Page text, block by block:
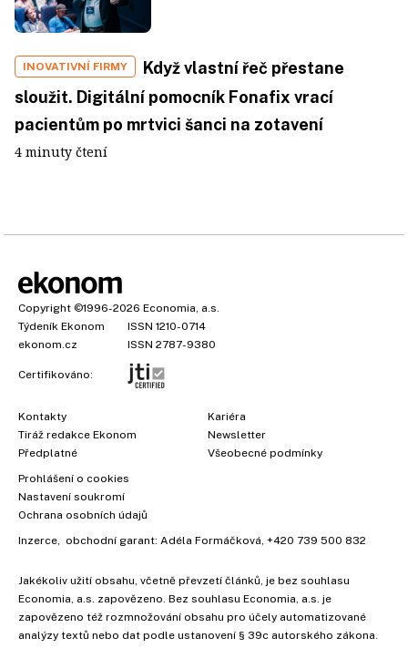
INOVATIVNÍ FIRMY
Když vlastní řeč přestane
sloužit. Digitální pomocník Fonafix vrací
pacientům po mrtvici šanci na zotavení
4 minuty čtení
Copyright ©1996-2026 Economia, a.s.
Týdeník Ekonom
ISSN 1210-0714
ekonom.cz
ISSN 2787-9380
Certifikováno:
Kontakty
Tiráž redakce Ekonom
Předplatné
Kariéra
Newsletter
Všeobecné podmínky
Prohlášení o cookies
Nastavení soukromí
Ochrana osobních údajů
Inzerce , obchodní garant: Adéla Formáčková +420 739 500 832
Jakékoliv užití obsahu, včetně převzetí článků, je bez souhlasu
Economia, a.s. zapovězeno. Bez souhlasu Economia, a.s. je
zapovězeno též rozmnožování obsahu pro účely automatizované
analýzy textů nebo dat podle ustanovení § 39c autorského zákona.